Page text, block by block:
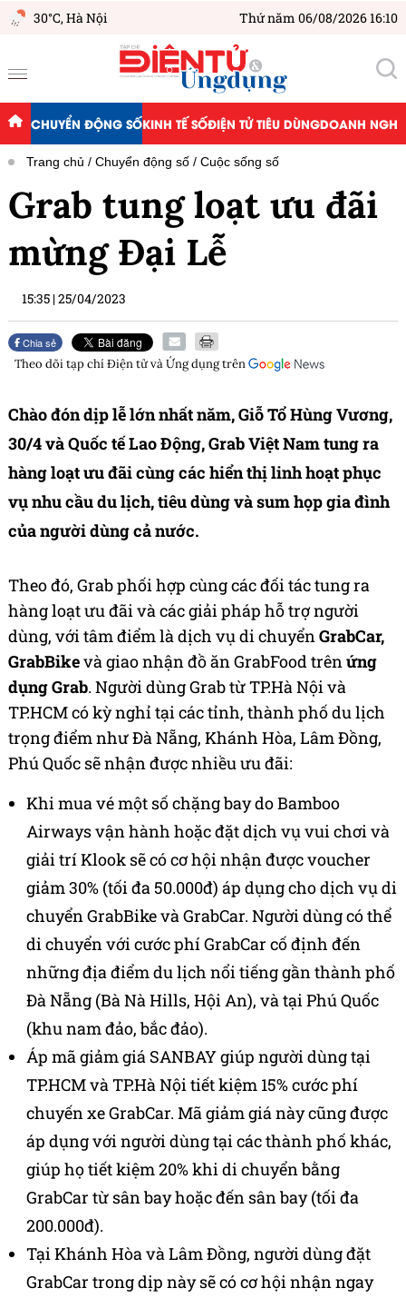
30°C,Hà Nội Thứ năm 06/08/2026 16:10
CHUYỂN ĐỘNG SỐKINH TẾ SỐĐIỆN TỬ TIÊU DÙNGDOANH
Trang chủ Chuyển động số Cuộc sống số
Grab tung loạt ưu đãi
mừng Đại Lễ
15:35 |25/04/2023
Chia sẻ
Theo dõi tạp chíĐiện tử và Ứng dụngtrên
Chào đón dịp lễ lớn nhất năm, Giỗ Tổ Hùng Vương,
30/4 và Quốc tế Lao Động, Grab Việt Nam tung ra
hàng loạt ưu đãi cùng các hiển thị linh hoạt phục
vụ nhu cầu du lịch, tiêu dùng và sum họp gia đình
của người dùng cả nước.
Theo đó, Grab phối hợp cùng các đối tác tung ra
hàng loạt ưu đãi và các giải pháp hỗ trợ người
dùng, với tâm điểm là dịch vụ di chuyểnGrabCar,
GrabBikevà giao nhận đồ ăn GrabFood trênứng
dụng Grab. Người dùng Grab từ TP.Hà Nội và
TP.HCM có kỳ nghỉ tại các tỉnh, thành phố du lịch
trọng điểm như Đà Nẵng, Khánh Hòa, Lâm Đồng,
Phú Quốc sẽ nhận được nhiều ưu đãi:
Khi mua vé một số chặng bay do Bamboo
Airways vận hành hoặc đặt dịch vụ vui chơi và
giải trí Klook sẽ có cơ hội nhận được voucher
giảm 30% (tối đa 50.000đ) áp dụng cho dịch vụ di
chuyển GrabBike và GrabCar. Người dùng có thể
di chuyển với cước phí GrabCar cố định đến
những địa điểm du lịch nổi tiếng gần thành phố
Đà Nẵng (Bà Nà Hills, Hội An), và tại Phú Quốc
(khu nam đảo, bắc đảo).
Áp mã giảm giá SANBAY giúp người dùng tại
TP.HCM và TP.Hà Nội tiết kiệm 15% cước phí
chuyến xe GrabCar. Mã giảm giá này cũng được
áp dụng với người dùng tại các thành phố khác,
giúp họ tiết kiệm 20% khi di chuyển bằng
GrabCar từ sân bay hoặc đến sân bay (tối đa
200.000đ).
Tại Khánh Hòa và Lâm Đồng, người dùng đặt
GrabCar trong dịp này sẽ có cơ hội nhận ngay